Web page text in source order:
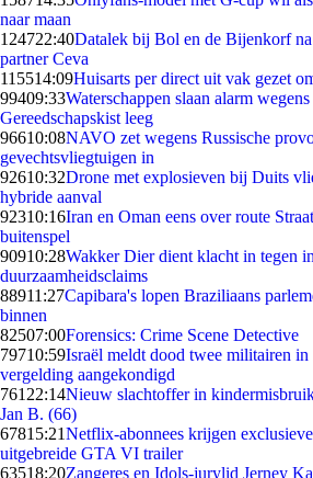
naar maan
124722:40Datalek bij Bol en de Bijenkorf
partner Ceva
115514:09Huisarts per direct uit vak gezet
99409:33Waterschappen slaan alarm
Gereedschapskist leeg
96610:08NAVO zet wegens Russische
gevechtsvliegtuigen in
92610:32Drone met explosieven bij Duits
hybride aanval
92310:16Iran en Oman eens over route
buitenspel
90910:28Wakker Dier dient klacht in tegen
duurzaamheidsclaims
88911:27Capibara's lopen Braziliaans
binnen
82507:00Forensics: Crime Scene Detective
79710:59Israël meldt dood twee militairen
vergelding aangekondigd
761 22:14Nieuw slachtoffer in
Jan B. (66)
67815:21Netflix-abonnees krijgen
uitgebreide GTA VI trailer
63518:20Zangeres en Idols-jurylid Jerney